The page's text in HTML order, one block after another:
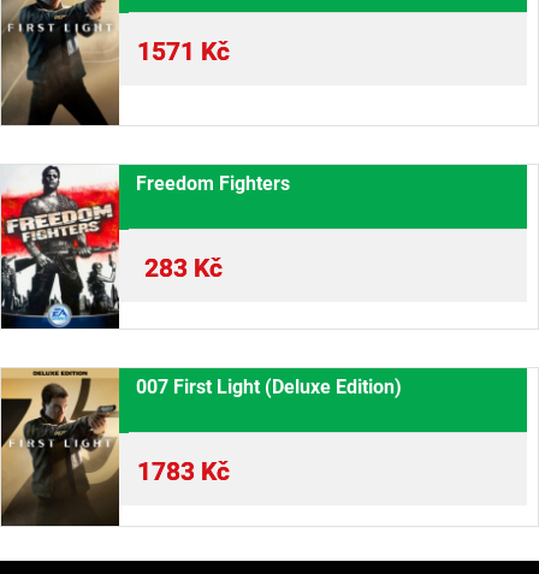
1571 Kč
Freedom Fighters
283 Kč
007 First Light (Deluxe Edition)
1783 Kč